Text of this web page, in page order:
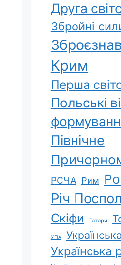
Друга
Збройні
Крим
Перша
Польські
Північне
РСЧА Рим
Річ
Скіфи Татари
УПА
Українська